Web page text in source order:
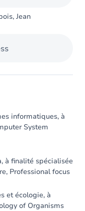
Jean
informatiques, à
System
à finalité spécialisée
Professional focus
et écologie, à
of Organisms